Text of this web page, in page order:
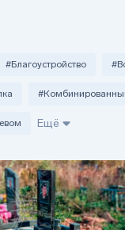
#Благоустройство